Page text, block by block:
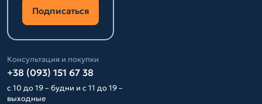
Подписаться
Консультация и покупки
+38 (093) 151 67 38
с 10 до 19 – будни и с 11 до 19 –
выходные